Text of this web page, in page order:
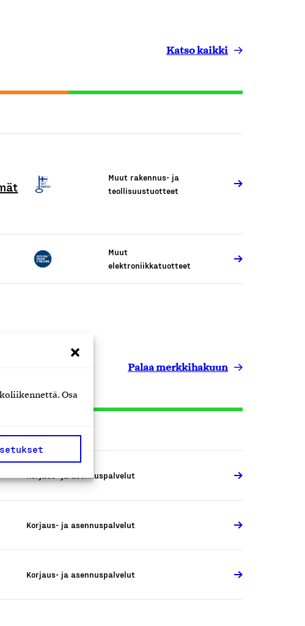
Osa
Katso kaikki
Muut rakennus- ja
teollisuustuotteet
Muut
elektroniikkatuotteet
Palaa merkkihakuun
Korjaus- ja asennuspalvelut
Korjaus- ja asennuspalvelut
Korjaus- ja asennuspalvelut